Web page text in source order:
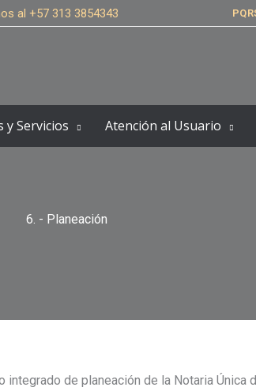
al +57 313 3854343
y Servicios Atención al Usuario
6. - Planeación
de planeación de la Notaria